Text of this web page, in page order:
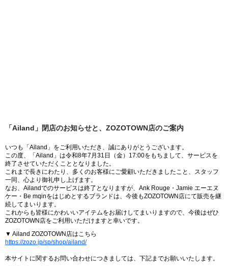
「Ailand」閉店のお知らせと、ZOZOTOWN店のご案内
いつも「Ailand」をご利用いただき、誠にありがとうございます。
この度、「Ailand」は令和8年7月31日（金）17:00をもちまして、サービスを
終了させていただくこととなりました。
これまで長きにわたり、多くのお客様にご愛顧いただきましたこと、スタッフ
一同、心より御礼申し上げます。
なお、Ailandでのサービスは終了となりますが、Ank Rouge・Jamie エーエヌ
ケー・Be mqinをはじめとするブランドは、今後もZOZOTOWN店にて販売を継
続してまいります。
これからも皆様にかわいいアイテムをお届けしてまいりますので、今後はぜひ
ZOZOTOWN店をご利用いただけますと幸いです。
▼ Ailand ZOZOTOWN店はこちら
https://zozo.jp/sp/shop/ailand/
本サイトに関するお問い合わせにつきましては、下記までお願いいたします。